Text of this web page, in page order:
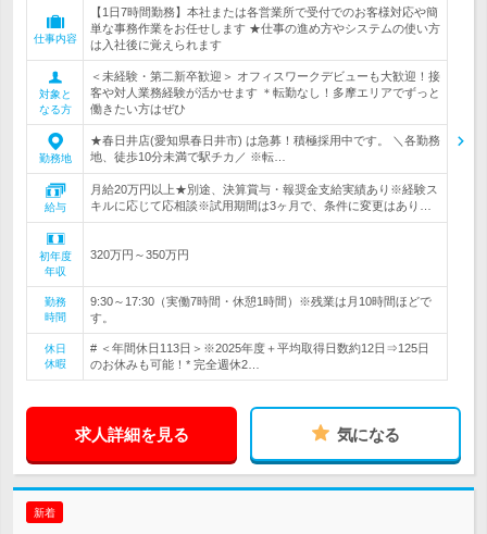
仕事内容
【1日7時間勤務】本社または各営業所で受付でのお客様対応や簡
単な事務作業をお任せします ★仕事の進め方やシステムの使い方
は入社後に覚えられます
対象と
なる方
＜未経験・第二新卒歓迎＞ オフィスワークデビューも大歓迎！接
客や対人業務経験が活かせます ＊転勤なし！多摩エリアでずっと
働きたい方はぜひ
勤務地
★春日井店(愛知県春日井市) は急募！積極採用中です。 ＼各勤務
地、徒歩10分未満で駅チカ／ ※転…
給与
月給20万円以上★別途、決算賞与・報奨金支給実績あり※経験ス
キルに応じて応相談※試用期間は3ヶ月で、条件に変更はあり…
初年度
年収
320万円～350万円
勤務
時間
9:30～17:30（実働7時間・休憩1時間）※残業は月10時間ほどで
す。
休日
休暇
# ＜年間休日113日＞※2025年度＋平均取得日数約12日⇒125日
のお休みも可能！* 完全週休2…
求人詳細を見る 気になる
新着